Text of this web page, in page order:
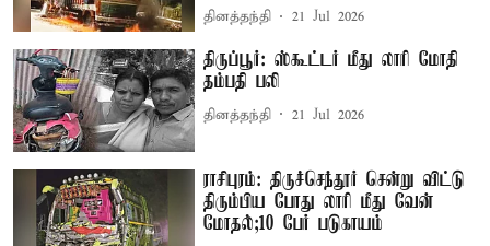
தினத்தந்தி 21 Jul 2026
திருப்பூர்: ஸ்கூட்டர் மீது லாரி மோதி
தம்பதி பலி
தினத்தந்தி 21 Jul 2026
ராசிபுரம்: திருச்செந்தூர் சென்று விட்டு
திரும்பிய போது லாரி மீது வேன்
மோதல்;10 பேர் படுகாயம்